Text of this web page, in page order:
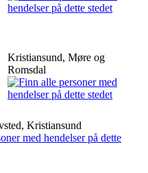
Kristiansund, Møre og
Romsdal
Kristiansund